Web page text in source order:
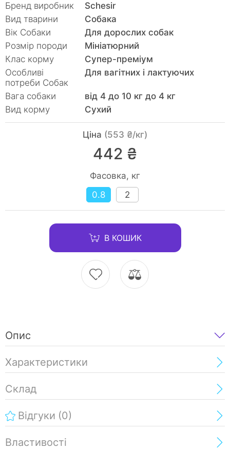
Бренд виробник
Schesir
Вид тварини
Собака
Вік Собаки
Для дорослих собак
Розмір породи
Мініатюрний
Клас корму
Супер-преміум
Особливі
потреби Собак
Для вагітних і лактуючих
Вага собаки
від 4 до 10 кг до 4 кг
Вид корму
Сухий
Ціна (553 ₴/кг)
442 ₴
Фасовка, кг
0.8
2
В КОШИК
Опис
Характеристики
Склад
Відгуки (0)
Властивості